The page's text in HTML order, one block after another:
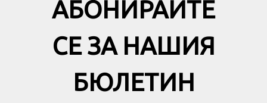
АБОНИРАЙТЕ
СЕ ЗА НАШИЯ
БЮЛЕТИН